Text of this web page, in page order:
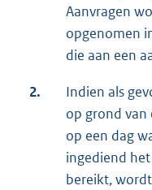
Aanvragen
opgenomen
die aan een
2.
Indien als
op grond van
op een dag
ingediend
bereikt,